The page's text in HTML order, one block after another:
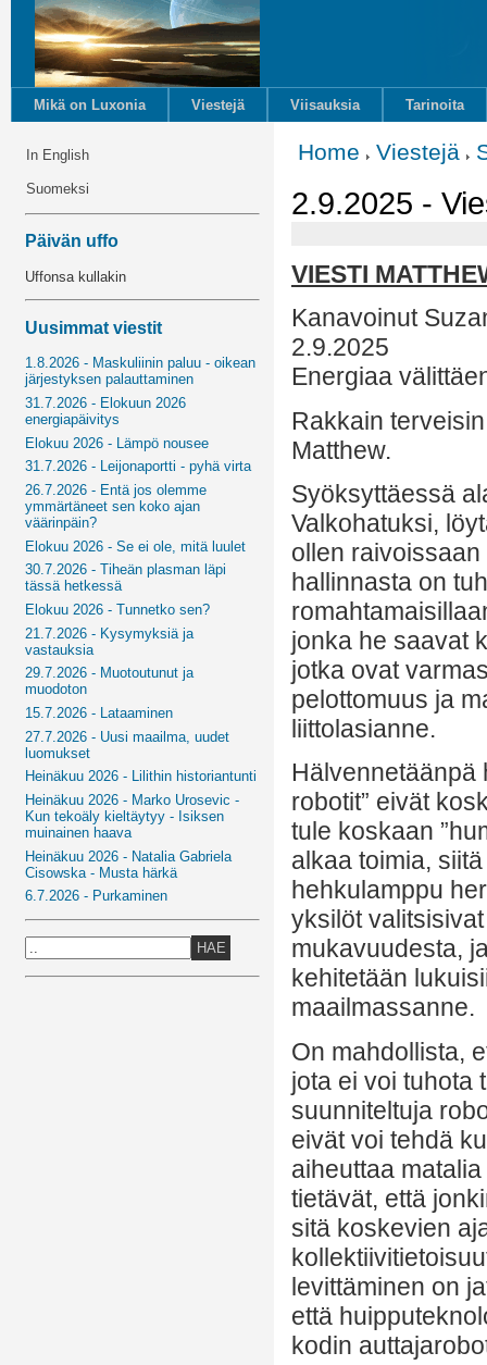
Mikä on Luxonia Viestejä Viisauksia Tarinoita
In English
Suomeksi
Päivän uffo
Uffonsa kullakin
Uusimmat viestit
1.8.2026 - Maskuliinin paluu - oikean
järjestyksen palauttaminen
31.7.2026 - Elokuun 2026
energiapäivitys
Elokuu 2026 - Lämpö nousee
31.7.2026 - Leijonaportti - pyhä virta
26.7.2026 - Entä jos olemme
ymmärtäneet sen koko ajan
väärinpäin?
Elokuu 2026 - Se ei ole, mitä luulet
30.7.2026 - Tiheän plasman läpi
tässä hetkessä
Elokuu 2026 - Tunnetko sen?
21.7.2026 - Kysymyksiä ja
vastauksia
29.7.2026 - Muotoutunut ja
muodoton
15.7.2026 - Lataaminen
27.7.2026 - Uusi maailma, uudet
luomukset
Heinäkuu 2026 - Lilithin historiantunti
Heinäkuu 2026 - Marko Urosevic -
Kun tekoäly kieltäytyy - Isiksen
muinainen haava
Heinäkuu 2026 - Natalia Gabriela
Cisowska - Musta härkä
6.7.2026 - Purkaminen
HAE
Home Viestejä
2.9.2025 -
VIESTI
Kanavoinut
2.9.2025
Energiaa
Rakkain
Matthew.
Syöksyttäessä
Valkohatuksi,
ollen
hallinnasta on
jonka he saavat
jotka ovat
pelottomuus ja
liittolasianne.
Hälvennetäänpä
robotit” eivät
tule koskaan
alkaa toimia,
hehkulamppu
yksilöt
mukavuudesta,
kehitetään
maailmassanne.
On mahdollista,
jota ei voi tuhota
suunniteltuja
eivät voi tehdä
aiheuttaa
tietävät, että
sitä koskevien
levittäminen on
että
kodin